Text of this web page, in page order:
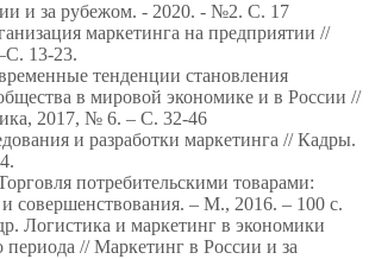
и за рубежом. - 2020. - №2. С. 17
маркетинга на предприятии //
13-23.
тенденции становления
в мировой экономике и в России //
2017, № 6. – С. 32-46
и разработки маркетинга // Кадры.
потребительскими товарами:
совершенствования. – М., 2016. – 100 с.
Логистика и маркетинг в экономики
периода // Маркетинг в России и за